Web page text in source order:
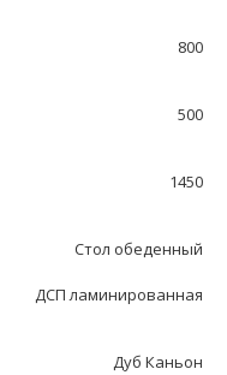
800
500
1450
Стол обеденный
ДСП ламинированная
Дуб Каньон